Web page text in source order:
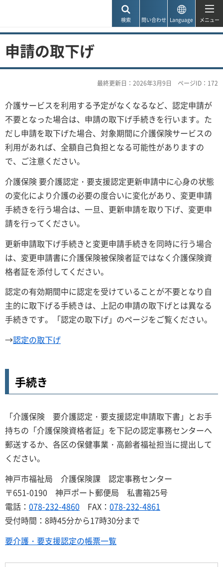
検索 問い合わせ Language メニュー
申請の取下げ
最終更新日：2026年3月9日 ページID：172
介護サービスを利用する予定がなくなるなど、認定申請が
不要となった場合は、申請の取下げ手続きを行います。た
だし申請を取下げた場合、対象期間に介護保険サービスの
利用があれば、全額自己負担となる可能性がありますの
で、ご注意ください。
介護保険 要介護認定・要支援認定更新申請中に心身の状態
の変化により介護の必要の度合いに変化があり、変更申請
手続きを行う場合は、一旦、更新申請を取り下げ、変更申
請を行ってください。
更新申請取下げ手続きと変更申請手続きを同時に行う場合
は、変更申請書に介護保険被保険者証ではなく介護保険資
格者証を添付してください。
認定の有効期間中に認定を受けていることが不要となり自
主的に取下げる手続きは、上記の申請の取下げとは異なる
手続きです。「認定の取下げ」のページをご覧ください。
→認定の取下げ
手続き
「介護保険 要介護認定・要支援認定申請取下書」とお手
持ちの「介護保険資格者証」を下記の認定事務センターへ
郵送するか、各区の保健事業・高齢者福祉担当に提出して
ください。
神戸市福祉局 介護保険課 認定事務センター
〒651-0190 神戸ポート郵便局 私書箱25号
電話： 078-232-4860 FAX： 078-232-4861
受付時間：8時45分から17時30分まで
要介護・要支援認定の帳票一覧